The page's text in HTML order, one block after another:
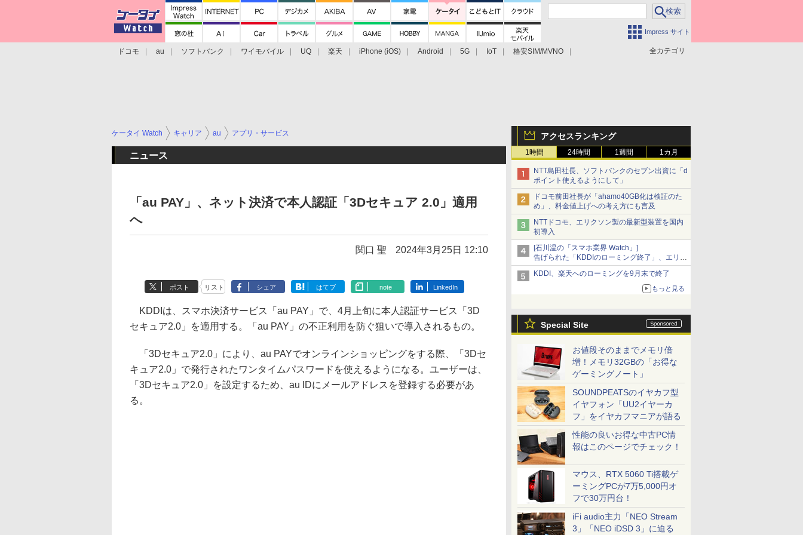
Impress サイト
全カテゴリ
ドコモ au ソフトバンク ワイモバイル UQ 楽天 iPhone (iOS) Android 5G IoT
格安SIM/MVNO
アクセスランキング
1時間 24時間 1週間 1カ月
NTT島田社長、ソフトバンクのセブン出資に「d
ポイント使えるようにして」
ドコモ前田社長が「ahamo40GB化は検証のた
め」、料金値上げへの考え方にも言及
NTTドコモ、エリクソン製の最新型装置を国内
初導入
[石川温の「スマホ業界 Watch」]
告げられた「KDDIのローミング終了」、エリア
マップの落とし穴と楽天モバイルの課題
KDDI、楽天へのローミングを9月末で終了
もっと見る
Special Site
お値段そのままでメモリ倍
増！メモリ32GBの「お得な
ゲーミングノート」
SOUNDPEATSのイヤカフ型
イヤフォン「UU2イヤーカ
フ」をイヤカフマニアが語る
性能の良いお得な中古PC情
報はこのページでチェック！
マウス、RTX 5060 Ti搭載ゲ
ーミングPCが7万5,000円オ
フで30万円台！
iFi audio主力「NEO Stream
3」「NEO iDSD 3」に迫る
ケータイ Watch キャリア au アプリ・サービス
ニュース
「au PAY」、ネット決済で本人認証「3Dセキュア 2.0」適用
へ
関口 聖 2024年3月25日 12:10
ポスト リスト シェア はてブ note LinkedIn
KDDIは、スマホ決済サービス「au PAY」で、4月上旬に本人認証サービス「3D
セキュア2.0」を適用する。「au PAY」の不正利用を防ぐ狙いで導入されるもの。
「3Dセキュア2.0」により、au PAYでオンラインショッピングをする際、「3Dセ
キュア2.0」で発行されたワンタイムパスワードを使えるようになる。ユーザーは、
「3Dセキュア2.0」を設定するため、au IDにメールアドレスを登録する必要があ
る。